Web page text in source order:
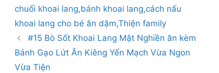
chuối khoai lang,bánh khoai lang,cách nấu
khoai lang cho bé ăn dặm,Thiện family
#15 Bò Sốt Khoai Lang Mật Nghiền ăn kèm
Bánh Gạo Lứt Ăn Kiêng Yến Mạch Vừa Ngon
Vừa Tiện